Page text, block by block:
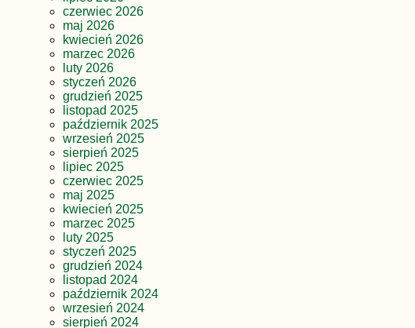
czerwiec 2026
maj 2026
kwiecień 2026
marzec 2026
luty 2026
styczeń 2026
grudzień 2025
listopad 2025
październik 2025
wrzesień 2025
sierpień 2025
lipiec 2025
czerwiec 2025
maj 2025
kwiecień 2025
marzec 2025
luty 2025
styczeń 2025
grudzień 2024
listopad 2024
październik 2024
wrzesień 2024
sierpień 2024